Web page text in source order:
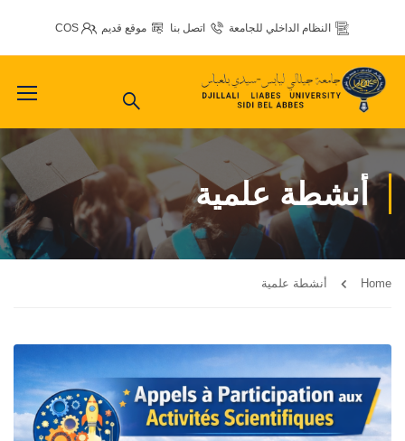
النظام الداخلي للجامعة اتصل بنا موقع قديم COS
أنشطة علمية
Home أنشطة علمية